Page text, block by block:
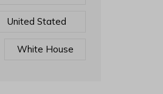
United Stated
White House